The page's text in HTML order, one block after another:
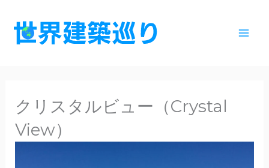
クリスタルビュー（Crystal
View）